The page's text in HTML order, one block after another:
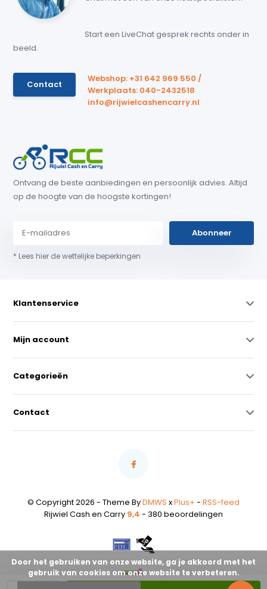
Start een LiveChat gesprek rechts onder in
beeld.
Contact
Webshop: +31 642 969 550 /
Werkplaats: 040-2432518
info@rijwielcashencarry.nl
Ontvang de beste aanbiedingen en persoonlijk advies. Altijd
op de hoogte van de hoogste kortingen!
Abonneer
* Lees hier de wettelijke beperkingen
Klantenservice
Mijn account
Categorieën
Contact
© Copyright 2026 - Theme ByDMWS xPlus+ - RSS-feed
Rijwiel Cash en Carry 9,4 - 380 beoordelingen
Door het gebruiken van onze website, ga je akkoord met het
gebruik van cookies om onze website te verbeteren.